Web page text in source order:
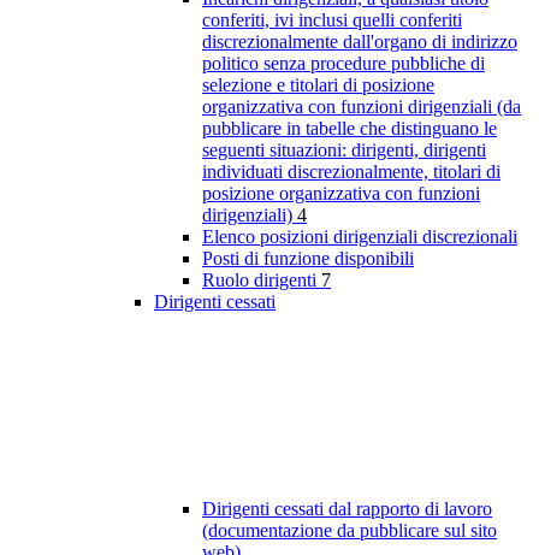
conferiti, ivi inclusi quelli conferiti
discrezionalmente dall'organo di indirizzo
politico senza procedure pubbliche di
selezione e titolari di posizione
organizzativa con funzioni dirigenziali (da
pubblicare in tabelle che distinguano le
seguenti situazioni: dirigenti, dirigenti
individuati discrezionalmente, titolari di
posizione organizzativa con funzioni
dirigenziali) 4
Elenco posizioni dirigenziali discrezionali
Posti di funzione disponibili
Ruolo dirigenti 7
Dirigenti cessati
Dirigenti cessati dal rapporto di lavoro
(documentazione da pubblicare sul sito